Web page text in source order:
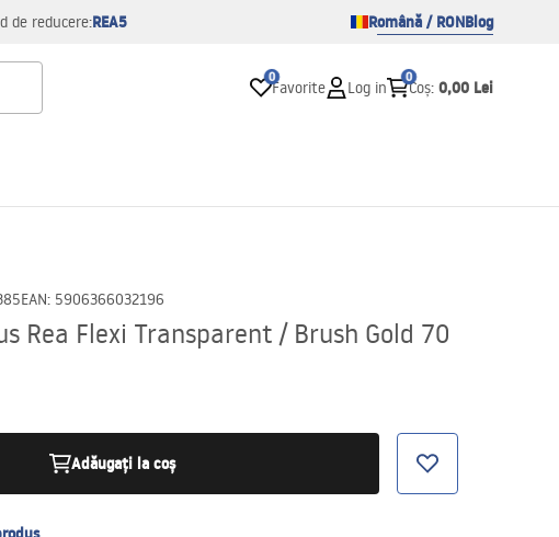
de reducere:REA5 Română / RONBlog
0
Favorite Log in
0
Coș: 0,00 Lei
EAN: 5906366032196
Rea Flexi Transparent / Brush Gold 70
Adăugați la coș